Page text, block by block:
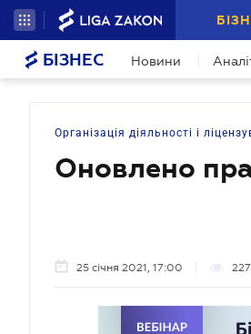
БІЗНЕС Новини
Організація діяльності і
Оновлено
25 січня 2021, 17:00